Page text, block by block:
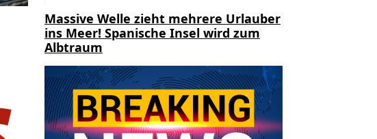
Massive Welle zieht mehrere Urlauber
ins Meer! Spanische Insel wird zum
Albtraum